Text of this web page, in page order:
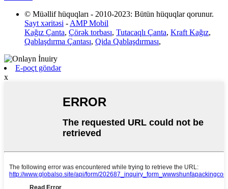
© Müəllif hüquqları - 2010-2023: Bütün hüquqlar qorunur.
Sayt xəritəsi - AMP Mobil
Kağız Çanta, Çörək torbası, Tutacaqlı Çanta, Kraft Kağız,
Qablaşdırma Çantası, Qida Qablaşdırması,
E-poçt göndər
x